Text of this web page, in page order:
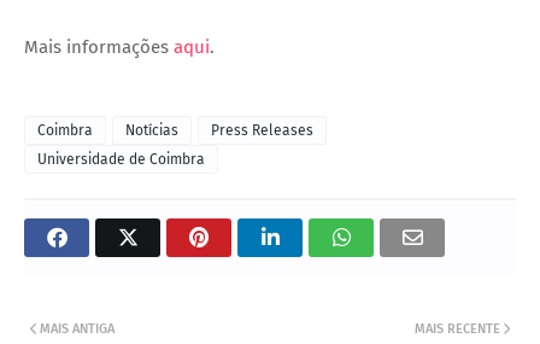
Mais informações aqui.
Coimbra Notícias
Press Releases
Universidade de Coimbra
MAIS RECENTE
MAIS ANTIGA